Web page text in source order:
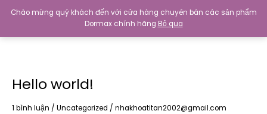
Chào mừng quý khách đến với cửa hàng chuyên bán các sản phẩm
Dormax chính hãng Bỏ qua
dung
Hello world!
1 bình luận / Uncategorized / nhakhoatitan2002@gmail.com